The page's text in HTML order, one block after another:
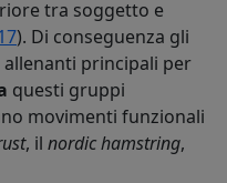
tra soggetto e
). Di conseguenza gli
principali per
questi gruppi
movimenti funzionali
, il nordic hamstring,